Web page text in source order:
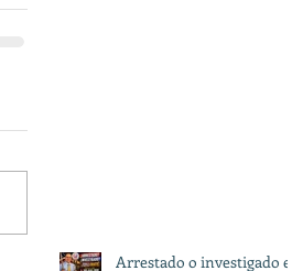
Arrestado o investigado en